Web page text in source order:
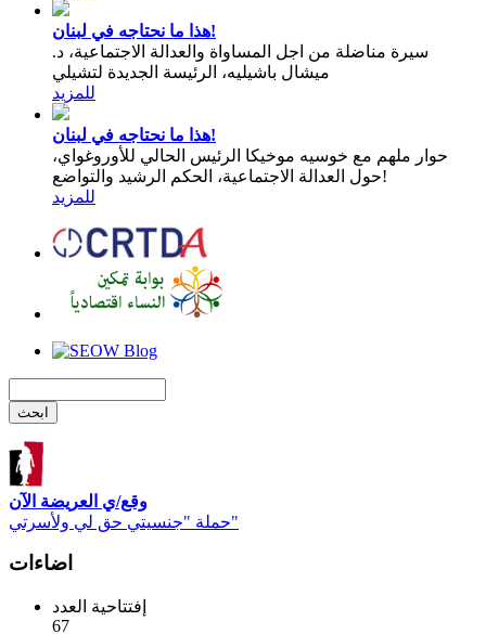
هذا ما نحتاجه في لبنان!
سيرة مناضلة من اجل المساواة والعدالة الاجتماعية، د.
ميشال باشيليه، الرئيسة الجديدة لتشيلي
للمزيد
هذا ما نحتاجه في لبنان!
حوار ملهم مع خوسيه موخيكا الرئيس الحالي للأوروغواي،
حول العدالة الاجتماعية، الحكم الرشيد والتواضع!
للمزيد
وقع/ي العريضة الآن
حملة "جنسيتي حق لي ولأسرتي"
اضاءات
إفتتاحية العدد
67